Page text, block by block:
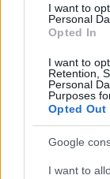
I want to
Personal
Opted In
I want to
Retention,
Personal
Purposes
Opted Out
Google
I want to
Gondolatok a
Rajzok,
és dalok. ...
Zseniális
Kompánia•2011.